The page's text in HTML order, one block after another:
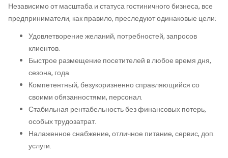
Независимо от масштаба и статуса гостиничного бизнеса, все
предприниматели, как правило, преследуют одинаковые цели:
Удовлетворение желаний, потребностей, запросов
клиентов.
Быстрое размещение посетителей в любое время дня,
сезона, года.
Компетентный, безукоризненно справляющийся со
своими обязанностями, персонал.
Стабильная рентабельность без финансовых потерь,
особых трудозатрат.
Налаженное снабжение, отличное питание, сервис, доп.
услуги.